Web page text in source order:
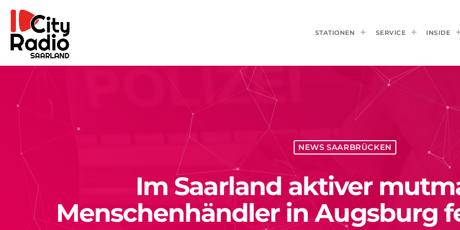
STATIONEN SERVICE INSIDE
NEWS SAARBRÜCKEN
Im Saarland aktiver
Menschenhändler in Augsburg